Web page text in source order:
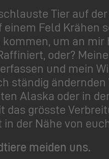
Tier auf
Feld Krähen
um an mir
oder?
und mein
ständig
Alaska oder in
grösste
der Nähe von
meiden uns.